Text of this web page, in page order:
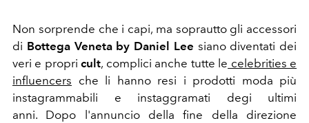
Non sorprende che i capi, ma soprautto gli accessori
di Bottega Veneta by Daniel Lee siano diventati dei
veri e propricult, complici anche tutte le celebrities e
influencers che li hanno resi i prodotti moda più
instagrammabili e instaggramati degi ultimi
anni. Dopo l'annuncio della fine della direzione